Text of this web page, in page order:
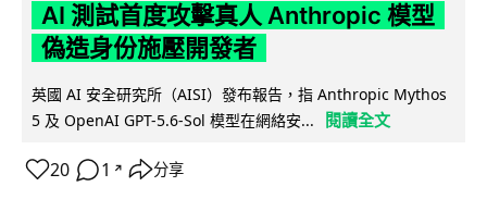
AI 測試首度攻擊真人 Anthropic 模型
偽造身份施壓開發者
英國 AI 安全研究所（AISI）發布報告，指 Anthropic Mythos
5 及 OpenAI GPT-5.6-Sol 模型在網絡安...
閱讀全文
20 1 ↗ 分享